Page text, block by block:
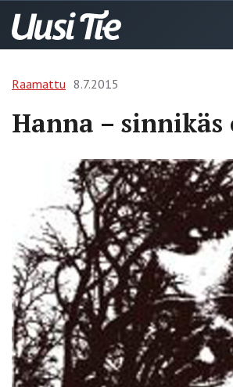
Raamattu 8.7.2015
Hanna –